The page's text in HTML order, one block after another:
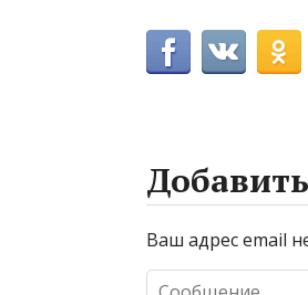
Ваш адрес email